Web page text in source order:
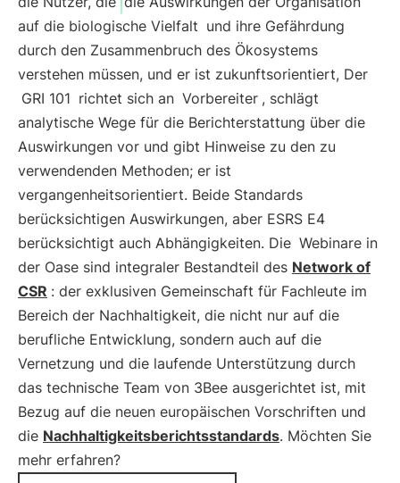
auf die biologische Vielfalt und ihre Gefährdung
durch den Zusammenbruch des Ökosystems
verstehen müssen, und er ist zukunftsorientiert, Der
GRI 101 richtet sich an Vorbereiter , schlägt
analytische Wege für die Berichterstattung über die
Auswirkungen vor und gibt Hinweise zu den zu
verwendenden Methoden; er ist
vergangenheitsorientiert. Beide Standards
berücksichtigen Auswirkungen, aber ESRS E4
berücksichtigt auch Abhängigkeiten. Die Webinare in
der Oase sind integraler Bestandteil des Network of
CSR : der exklusiven Gemeinschaft für Fachleute im
Bereich der Nachhaltigkeit, die nicht nur auf die
berufliche Entwicklung, sondern auch auf die
Vernetzung und die laufende Unterstützung durch
das technische Team von 3Bee ausgerichtet ist, mit
Bezug auf die neuen europäischen Vorschriften und
die Nachhaltigkeitsberichtsstandards. Möchten Sie
mehr erfahren?